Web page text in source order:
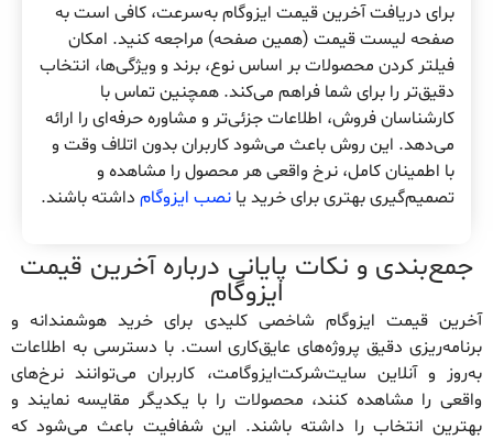
برای دریافت آخرین قیمت ایزوگام به‌سرعت، کافی است به
صفحه لیست قیمت (همین صفحه) مراجعه کنید. امکان
فیلتر کردن محصولات بر اساس نوع، برند و ویژگی‌ها، انتخاب
دقیق‌تر را برای شما فراهم می‌کند. همچنین تماس با
کارشناسان فروش، اطلاعات جزئی‌تر و مشاوره حرفه‌ای را ارائه
می‌دهد. این روش باعث می‌شود کاربران بدون اتلاف وقت و
با اطمینان کامل، نرخ واقعی هر محصول را مشاهده و
تصمیم‌گیری بهتری برای خرید یا نصب ایزوگام داشته باشند.
جمع‌بندی و نکات پایانی درباره آخرین قیمت
ایزوگام
آخرین قیمت ایزوگام شاخصی کلیدی برای خرید هوشمندانه و
برنامه‌ریزی دقیق پروژه‌های عایق‌کاری است. با دسترسی به اطلاعات
به‌روز و آنلاین سایت‌شرکت‌ایزوگامت، کاربران می‌توانند نرخ‌های
واقعی را مشاهده کنند، محصولات را با یکدیگر مقایسه نمایند و
بهترین انتخاب را داشته باشند. این شفافیت باعث می‌شود که